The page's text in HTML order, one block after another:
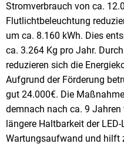
Stromverbrauch von ca.
Flutlichtbeleuchtung
um ca. 8.160 kWh. Dies
ca. 3.264 Kg pro Jahr.
reduzieren sich die
Aufgrund der Förderung
gut 24.000€. Die
demnach nach ca. 9
längere Haltbarkeit der
Wartungsaufwand und hilft